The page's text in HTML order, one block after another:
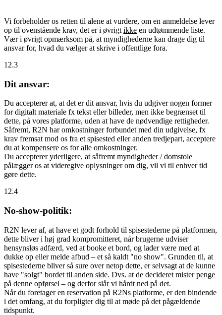
Vi forbeholder os retten til alene at vurdere, om en anmeldelse lever
op til ovenstående krav, det er i øvrigt ikke en udtømmende liste.
Vær i øvrigt opmærksom på, at myndighederne kan drage dig til
ansvar for, hvad du vælger at skrive i offentlige fora.
12.3
Dit ansvar:
Du accepterer at, at det er dit ansvar, hvis du udgiver nogen former
for digitalt materiale fx tekst eller billeder, men ikke begrænset til
dette, på vores platforme, uden at have de nødvendige rettigheder.
Såfremt, R2N har omkostninger forbundet med din udgivelse, fx
krav fremsat mod os fra et spisested eller anden tredjepart, acceptere
du at kompensere os for alle omkostninger.
Du accepterer yderligere, at såfremt myndigheder / domstole
pålægger os at videregive oplysninger om dig, vil vi til enhver tid
gøre dette.
12.4
No-show-politik:
R2N lever af, at have et godt forhold til spisestederne på platformen,
dette bliver i høj grad kompromitteret, når brugerne udviser
hensynsløs adfærd, ved at booke et bord, og lader være med at
dukke op eller melde afbud – et så kaldt "no show". Grunden til, at
spisestederne bliver så sure over netop dette, er selvsagt at de kunne
have "solgt" bordet til anden side. Dvs. at de decideret mister penge
på denne opførsel – og derfor slår vi hårdt ned på det.
Når du foretager en reservation på R2Ns platforme, er den bindende
i det omfang, at du forpligter dig til at møde på det pågældende
tidspunkt.